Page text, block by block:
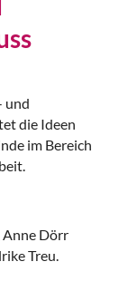
und
die Ideen
im Bereich
Anne Dörr
Treu.